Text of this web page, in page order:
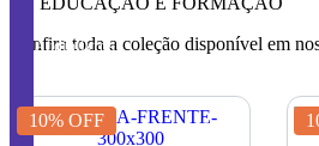
Audiolivros
Promoções
Confira toda a coleção disponível em
10% OFF